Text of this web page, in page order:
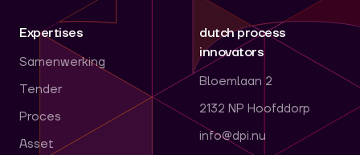
Expertises
Samenwerking
Tender
Proces
Asset
dutch process
innovators
Bloemlaan 2
2132 NP Hoofddorp
info@dpi.nu